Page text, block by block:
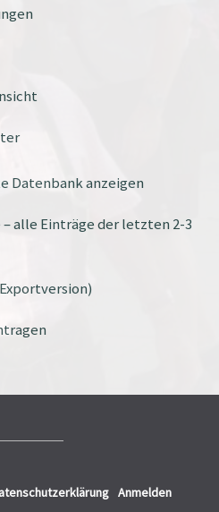
Datenbank anzeigen
alle Einträge der letzten 2-3
Anmelden